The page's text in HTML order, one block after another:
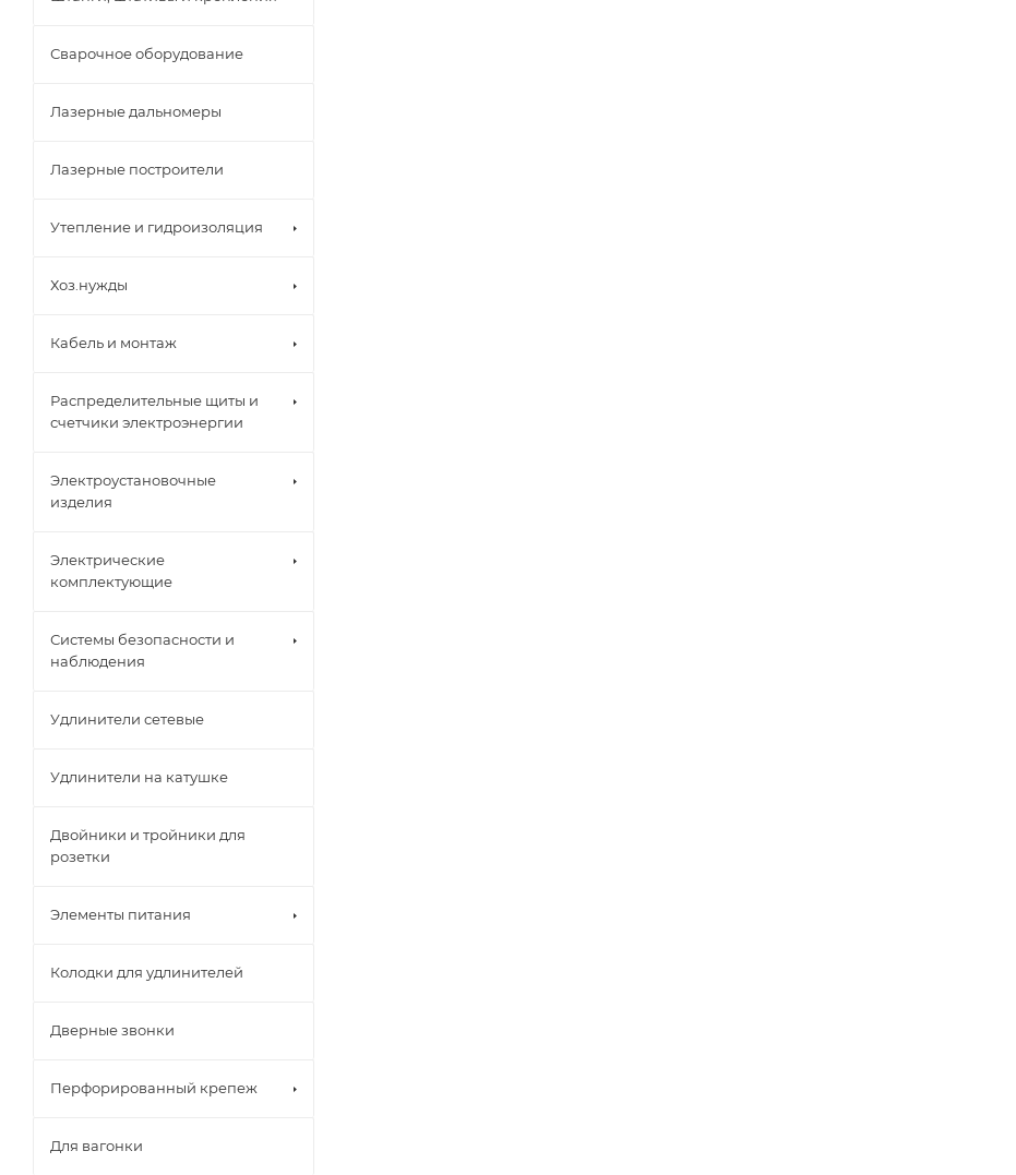
Сварочное оборудование
Лазерные дальномеры
Лазерные построители
Утепление и гидроизоляция
Хоз.нужды
Кабель и монтаж
Распределительные щиты и
счетчики электроэнергии
Электроустановочные
изделия
Электрические
комплектующие
Системы безопасности и
наблюдения
Удлинители сетевые
Удлинители на катушке
Двойники и тройники для
розетки
Элементы питания
Колодки для удлинителей
Дверные звонки
Перфорированный крепеж
Для вагонки